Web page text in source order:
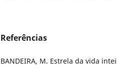
Referências
BANDEIRA, M. Estrela da vida